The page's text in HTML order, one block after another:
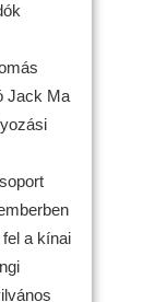
Jack Ma
a kínai